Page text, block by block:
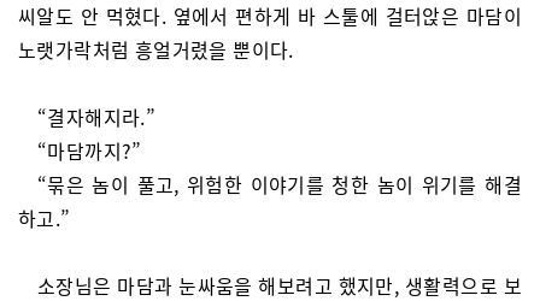
씨알도 안 먹혔다. 옆에서 편하게 바 스툴에 걸터앉은 마담이
노랫가락처럼 흥얼거렸을 뿐이다.
“결자해지라.”
“마담까지?”
“묶은 놈이 풀고, 위험한 이야기를 청한 놈이 위기를 해결
하고.”
소장님은 마담과 눈싸움을 해보려고 했지만, 생활력으로 보